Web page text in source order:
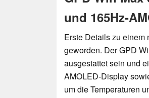
und 165Hz-
Erste Details zu einem
geworden. Der GPD
ausgestattet sein und
AMOLED-Display
um die Temperaturen